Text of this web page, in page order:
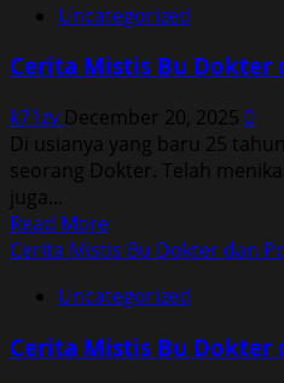
Cerita
Bu
dan
Pohon
Besar
Uncategorized
Cerita Mistis Bu Dokter
k71zv December 20, 2025 0
Di usianya yang baru 25
seorang Dokter. Telah
juga...
Read MoreRead
more
Cerita
Bu
Cerita Mistis Bu Dokter dan
Uncategorized
Cerita Mistis Bu Dokter